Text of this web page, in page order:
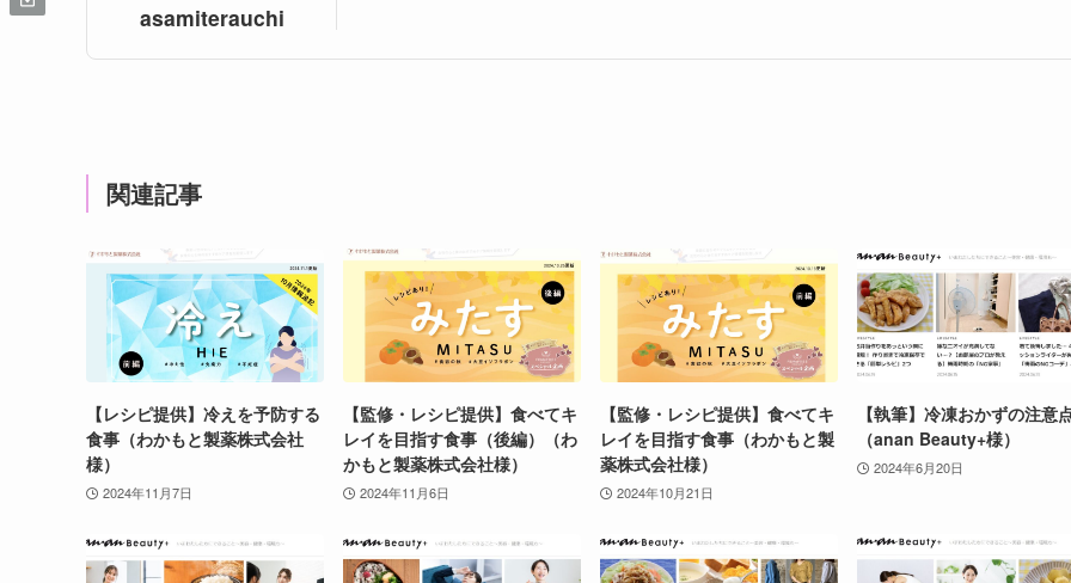
asamiterauchi
関連記事
【レシピ提供】冷えを予防する
食事（わかもと製薬株式会社
様）
2024年11月7日
【監修・レシピ提供】食べてキ
レイを目指す食事（後編）（わ
かもと製薬株式会社様）
2024年11月6日
【監修・レシピ提供】食べてキ
レイを目指す食事（わかもと製
薬株式会社様）
2024年10月21日
【執筆】冷凍おかずの注意
（anan Beauty+様）
2024年6月20日